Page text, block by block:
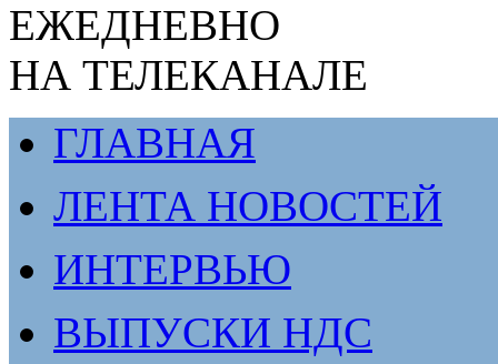
ЕЖЕДНЕВНО
НА ТЕЛЕКАНАЛЕ
ГЛАВНАЯ
ЛЕНТА НОВОСТЕЙ
ИНТЕРВЬЮ
ВЫПУСКИ НДС